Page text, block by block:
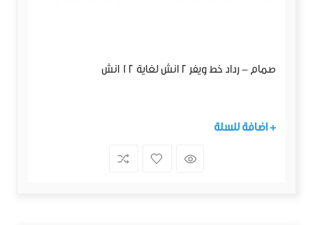
صمام - رداد خط ويفر 2 انش لغاية 12 انش
+ اضافة للسلة